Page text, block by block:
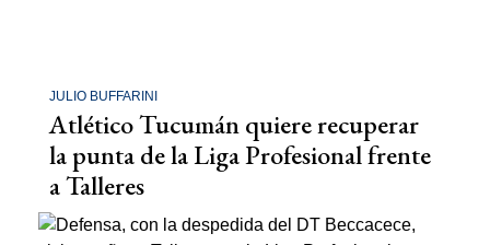
JULIO BUFFARINI
Atlético Tucumán quiere recuperar
la punta de la Liga Profesional frente
a Talleres